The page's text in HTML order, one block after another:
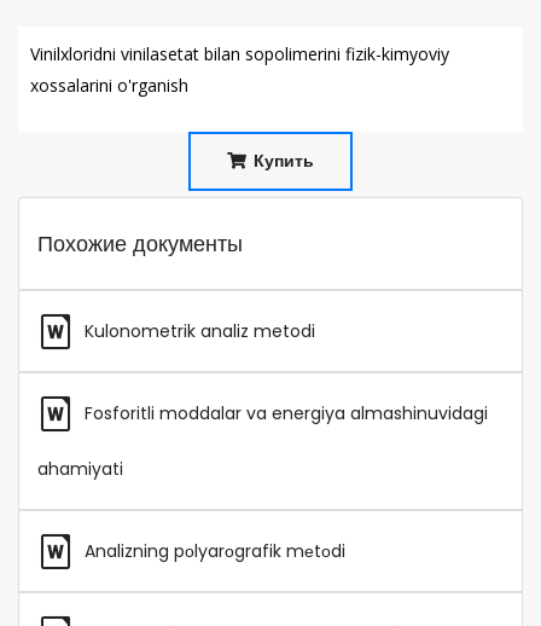
Vinilxloridni vinilasetat bilan sopolimerini fizik-kimyoviy
xossalarini o'rganish
Купить
Похожие документы
Kulonometrik analiz metodi
Fosforitli moddalar va energiya almashinuvidagi
ahamiyati
Analizning pоlyarоgrafik mеtоdi